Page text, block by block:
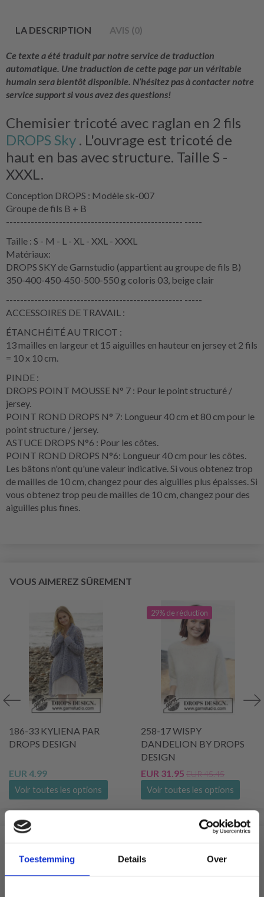
Toestemming Details Over
LA DESCRIPTION AVIS (0)
Ce texte a été traduit par notre service de traduction
automatique. Une traduction de cette page par un véritable
humain sera bientôt disponible. N’hésitez pas à contacter notre
service support si vous avez des questions!
Chemisier tricoté avec raglan en 2 fils
DROPS Sky . L'ouvrage est tricoté de
haut en bas avec structure. Taille S -
XXXL.
Conception DROPS : Modèle sk-007
Groupe de fils B + B
-------------------------------------------------- -----
Taille : S - M - L - XL - XXL - XXXL
Matériaux:
DROPS SKY de Garnstudio (appartient au groupe de fils B)
350-400-450-450-500-550 g coloris 03, beige clair
-------------------------------------------------- -----
ACCESSOIRES DE TRAVAIL :
ÉTANCHÉITÉ AU TRICOT :
13 mailles en largeur et 15 aiguilles en hauteur en jersey et 2 fils
= 10 x 10 cm.
PINDE :
DROPS POINT MOUSSE N° 7 : Pour le point structuré /
jersey.
POINT ROND DROPS N° 7: Longueur 40 cm et 80 cm pour le
point structure / jersey.
ASTUCE DROPS N°6 : Pour les côtes.
POINT ROND DROPS N°6: Longueur 40 cm pour les côtes.
Les bâtons n'ont qu'une valeur indicative. Si vous obtenez trop
de mailles de 10 cm, changez pour des aiguilles plus épaisses. Si
vous obtenez trop peu de mailles de 10 cm, changez pour des
aiguilles plus fines.
VOUS AIMEREZ SÛREMENT
186-33 KYLIENA PAR
DROPS DESIGN
EUR 4.99
Voir toutes les options
29% de réduction
258-17 WISPY
DANDELION BY DROPS
DESIGN
EUR 31.95 EUR 45.45
Voir toutes les options
SIMILAIRE À CECI
21% de réduction